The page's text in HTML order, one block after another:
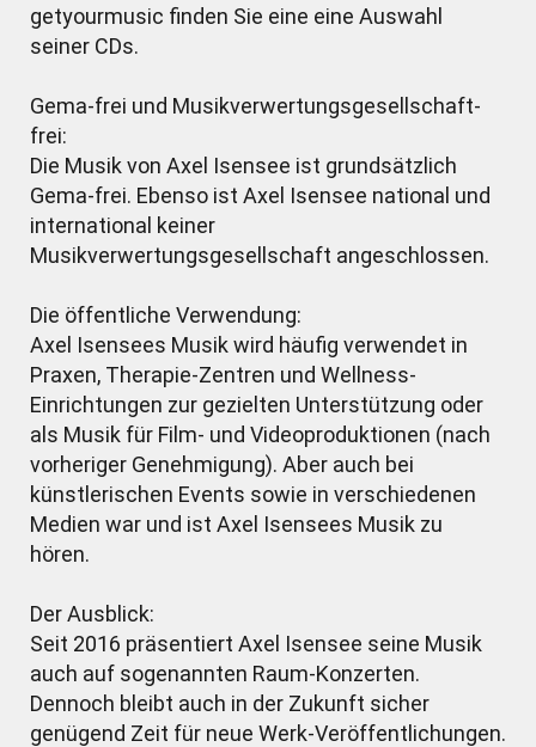
getyourmusic finden Sie eine eine Auswahl
seiner CDs.
Gema-frei und Musikverwertungsgesellschaft-
frei:
Die Musik von Axel Isensee ist grundsätzlich
Gema-frei. Ebenso ist Axel Isensee national und
international keiner
Musikverwertungsgesellschaft angeschlossen.
Die öffentliche Verwendung:
Axel Isensees Musik wird häufig verwendet in
Praxen, Therapie-Zentren und Wellness-
Einrichtungen zur gezielten Unterstützung oder
als Musik für Film- und Videoproduktionen (nach
vorheriger Genehmigung). Aber auch bei
künstlerischen Events sowie in verschiedenen
Medien war und ist Axel Isensees Musik zu
hören.
Der Ausblick:
Seit 2016 präsentiert Axel Isensee seine Musik
auch auf sogenannten Raum-Konzerten.
Dennoch bleibt auch in der Zukunft sicher
genügend Zeit für neue Werk-Veröffentlichungen.